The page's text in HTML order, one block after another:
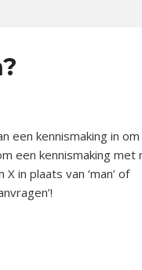
een kennismaking in
een kennismaking met
in plaats van ‘man’ of